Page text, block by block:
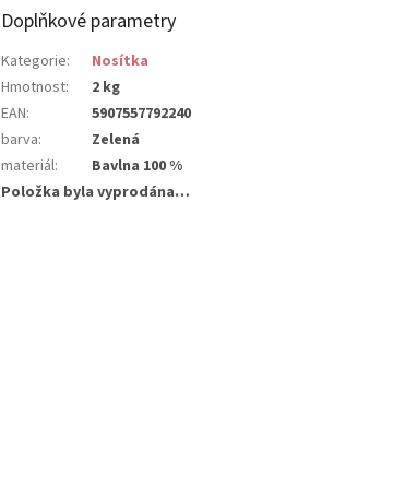
Doplňkové parametry
Kategorie:
Nosítka
Hmotnost:
2 kg
EAN:
5907557792240
barva:
Zelená
materiál:
Bavlna 100 %
Položka byla vyprodána…